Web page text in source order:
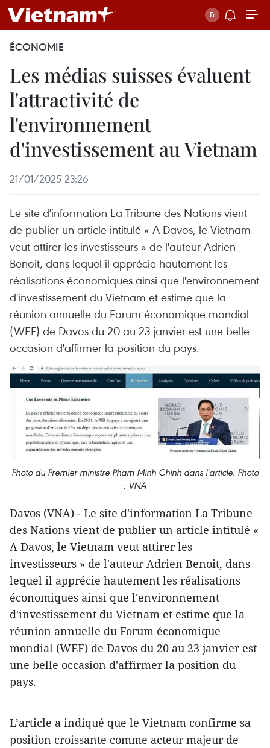
ÉCONOMIE
Les médias suisses évaluent
l'attractivité de
l'environnement
d'investissement au Vietnam
21/01/2025 23:26
Le site d'information La Tribune des Nations vient
de publier un article intitulé « A Davos, le Vietnam
veut attirer les investisseurs » de l'auteur Adrien
Benoit, dans lequel il apprécie hautement les
réalisations économiques ainsi que l'environnement
d'investissement du Vietnam et estime que la
réunion annuelle du Forum économique mondial
(WEF) de Davos du 20 au 23 janvier est une belle
occasion d'affirmer la position du pays.
Photo du Premier ministre Pham Minh Chinh dans l'article. Photo
: VNA
Davos (VNA) - Le site d'information La Tribune
des Nations vient de publier un article intitulé «
A Davos, le Vietnam veut attirer les
investisseurs » de l'auteur Adrien Benoit, dans
lequel il apprécie hautement les réalisations
économiques ainsi que l'environnement
d'investissement du Vietnam et estime que la
réunion annuelle du Forum économique
mondial (WEF) de Davos du 20 au 23 janvier est
une belle occasion d'affirmer la position du
pays.
L’article a indiqué que le Vietnam confirme sa
position croissante comme acteur majeur de